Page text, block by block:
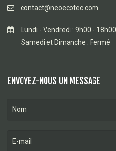
contact@neoecotec.com
Lundi - Vendredi : 9h00 - 18h00
Samedi et Dimanche : Fermé
ENVOYEZ-NOUS UN MESSAGE